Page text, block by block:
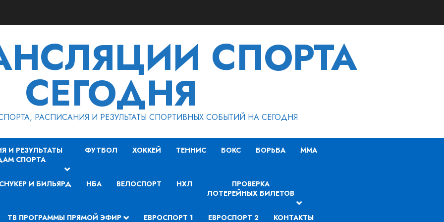
СПОРТА
СЕГОДНЯ
РАСПИСАНИЯ И РЕЗУЛЬТАТЫ СПОРТИВНЫХ СОБЫТИЙ НА СЕГОДНЯ
И РЕЗУЛЬТАТЫ
СПОРТА
ФУТБОЛ ХОККЕЙ ТЕННИС БОКС БОРЬБА MMA
СНУКЕР И БИЛЬЯРД НБА ВЕЛОСПОРТ НХЛ
ПРОВЕРКА
ЛОТЕРЕЙНЫХ БИЛЕТОВ
ТВ ПРОГРАММЫ ПРЯМОЙ ЭФИР ЕВРОСПОРТ 1 ЕВРОСПОРТ 2 КОНТАКТЫ